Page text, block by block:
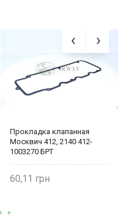
Прокладка клапанная
Москвич 412, 2140 412-
1003270 БРТ
60,11